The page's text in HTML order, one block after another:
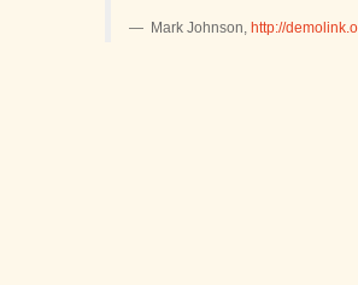
Mark Johnson, http://